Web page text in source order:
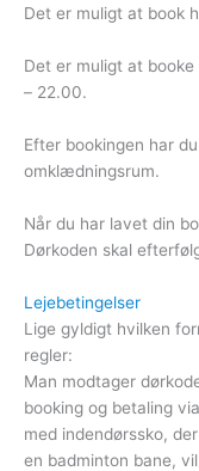
Det er muligt at book
Det er muligt at
– 22.00.
Efter bookingen har
omklædningsrum.
Når du har lavet din
Dørkoden skal
Lejebetingelser
Lige gyldigt hvilken
regler:
Man modtager
booking og betaling
med indendørssko,
en badminton bane,